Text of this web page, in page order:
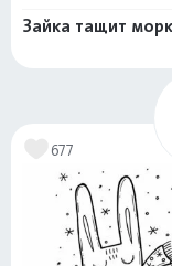
Зайка тащит
677